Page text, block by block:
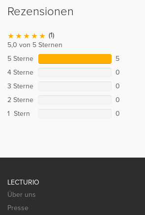
Rezensionen
(1)
5,0 von 5 Sternen
5 Sterne
5
4 Sterne
0
3 Sterne
0
2 Sterne
0
1 Stern
0
LECTURIO
Über uns
Presse